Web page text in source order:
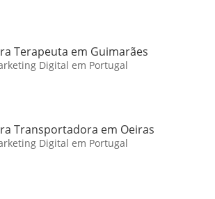
Terapeuta em Guimarães
Digital em Portugal
Transportadora em Oeiras
Digital em Portugal